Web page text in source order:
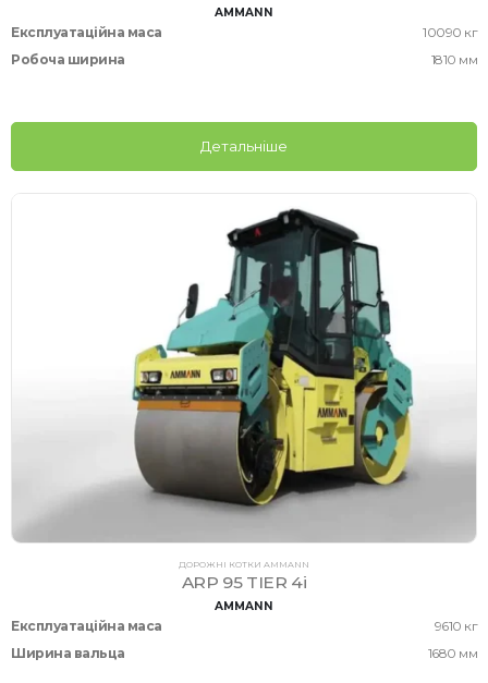
AMMANN
Експлуатаційна маса
10090 кг
Робоча ширина
1810 мм
Детальніше
ДОРОЖНІ КОТКИ AMMANN
ARP 95 TIER 4i
AMMANN
Експлуатаційна маса
9610 кг
Ширина вальца
1680 мм